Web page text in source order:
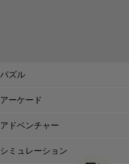
パズル
アーケード
アドベンチャー
シミュレーション